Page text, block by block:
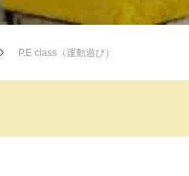
P.E class（運動遊び）